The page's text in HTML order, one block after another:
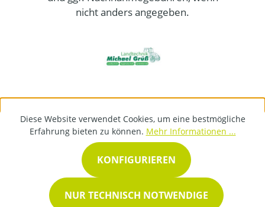
nicht anders angegeben.
Diese Website verwendet Cookies, um eine bestmögliche
Erfahrung bieten zu können. Mehr Informationen ...
NUR TECHNISCH NOTWENDIGE
KONFIGURIEREN